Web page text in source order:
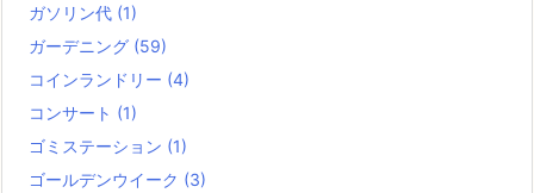
ガソリン代 (1)
ガーデニング (59)
コインランドリー (4)
コンサート (1)
ゴミステーション (1)
ゴールデンウイーク (3)